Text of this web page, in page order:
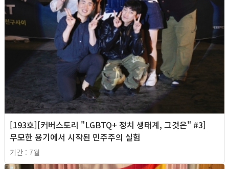
[193호][커버스토리 "LGBTQ+ 정치 생태계, 그것은" #3]
무모한 용기에서 시작된 민주주의 실험
기간 : 7월